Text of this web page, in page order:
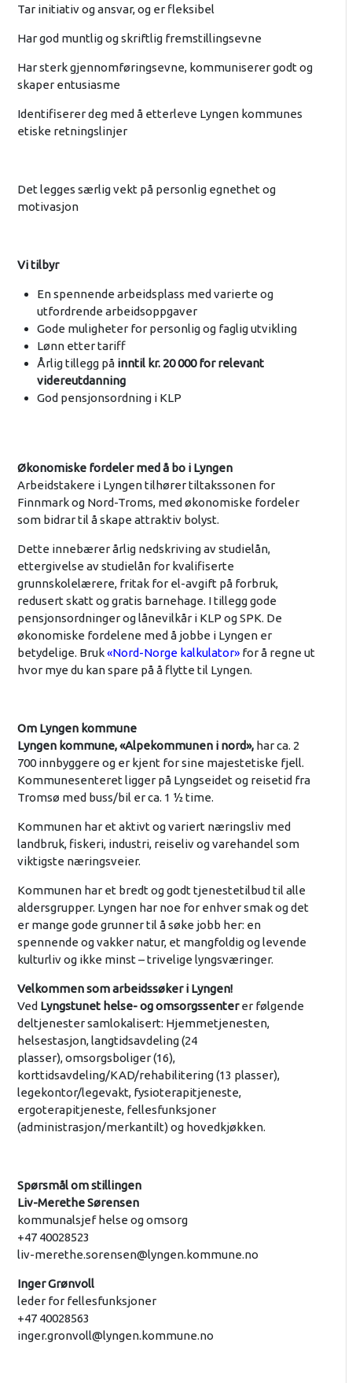
Tar initiativ og ansvar, og er fleksibel
Har god muntlig og skriftlig fremstillingsevne
Har sterk gjennomføringsevne, kommuniserer godt og
skaper entusiasme
Identifiserer deg med å etterleve Lyngen kommunes
etiske retningslinjer
Det legges særlig vekt på personlig egnethet og
motivasjon
Vi tilbyr
En spennende arbeidsplass med varierte og
utfordrende arbeidsoppgaver
Gode muligheter for personlig og faglig utvikling
Lønn etter tariff
Årlig tillegg på inntil kr. 20 000 for relevant
videreutdanning
God pensjonsordning i KLP
Økonomiske fordeler med å bo i Lyngen
Arbeidstakere i Lyngen tilhører tiltakssonen for
Finnmark og Nord-Troms, med økonomiske fordeler
som bidrar til å skape attraktiv bolyst.
Dette innebærer årlig nedskriving av studielån,
ettergivelse av studielån for kvalifiserte
grunnskolelærere, fritak for el-avgift på forbruk,
redusert skatt og gratis barnehage. I tillegg gode
pensjonsordninger og lånevilkår i KLP og SPK. De
økonomiske fordelene med å jobbe i Lyngen er
betydelige. Bruk«Nord-Norge kalkulator»for å regne ut
hvor mye du kan spare på å flytte til Lyngen.
Om Lyngen kommune
Lyngen kommune, «Alpekommunen i nord»,har ca. 2
700 innbyggere og er kjent for sine majestetiske fjell.
Kommunesenteret ligger på Lyngseidet og reisetid fra
Tromsø med buss/bil er ca. 1 ½ time.
Kommunen har et aktivt og variert næringsliv med
landbruk, fiskeri, industri, reiseliv og varehandel som
viktigste næringsveier.
Kommunen har et bredt og godt tjenestetilbud til alle
aldersgrupper. Lyngen har noe for enhver smak og det
er mange gode grunner til å søke jobb her: en
spennende og vakker natur, et mangfoldig og levende
kulturliv og ikke minst – trivelige lyngsværinger.
Velkommen som arbeidssøker i Lyngen!
Ved Lyngstunet helse- og omsorgssenterer følgende
deltjenester samlokalisert: Hjemmetjenesten,
helsestasjon, langtidsavdeling (24
plasser), omsorgsboliger (16),
korttidsavdeling/KAD/rehabilitering (13 plasser),
legekontor/legevakt, fysioterapitjeneste,
ergoterapitjeneste, fellesfunksjoner
(administrasjon/merkantilt) og hovedkjøkken.
Spørsmål om stillingen
Liv-Merethe Sørensen
kommunalsjef helse og omsorg
+47 40028523
liv-merethe.sorensen@lyngen.kommune.no
Inger Grønvoll
leder for fellesfunksjoner
+47 40028563
inger.gronvoll@lyngen.kommune.no